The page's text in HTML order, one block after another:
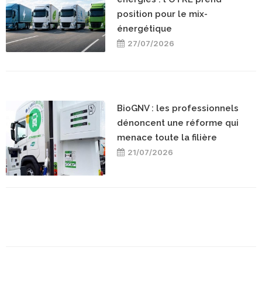
position pour le mix-
énergétique
27/07/2026
BioGNV : les professionnels
dénoncent une réforme qui
menace toute la filière
21/07/2026